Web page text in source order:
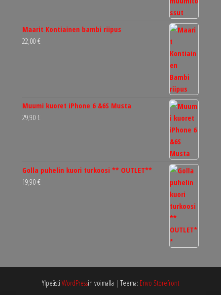
Maarit Kontiainen bambi riipus
22,00 €
Muumi kuoret iPhone 6 &6S Musta
29,90 €
Golla puhelin kuori turkoosi ** OUTLET**
19,90 €
Ylpeästi WordPressin voimalla | Teema: Envo Storefront